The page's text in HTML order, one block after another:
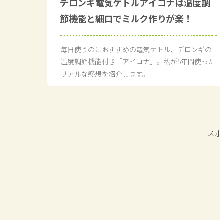
デロンギ電気ケトルアイコナは温度調
節機能と細口でミルク作りが楽！
毎日使うのにおすすめの電気ケトル、デロンギの
温度調節機能付き「アイコナ」。私が5年間使った
リアルな感想を紹介します。
ス